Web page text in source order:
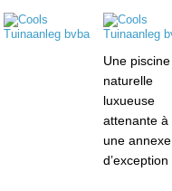
Une piscine
naturelle
luxueuse
attenante à
une annexe
d’exception